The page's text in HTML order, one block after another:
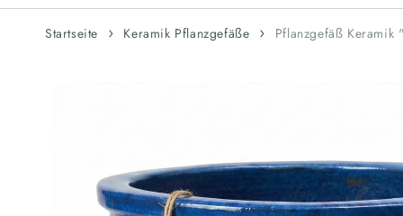
Startseite Keramik Pflanzgefäße Pflanzgefäß